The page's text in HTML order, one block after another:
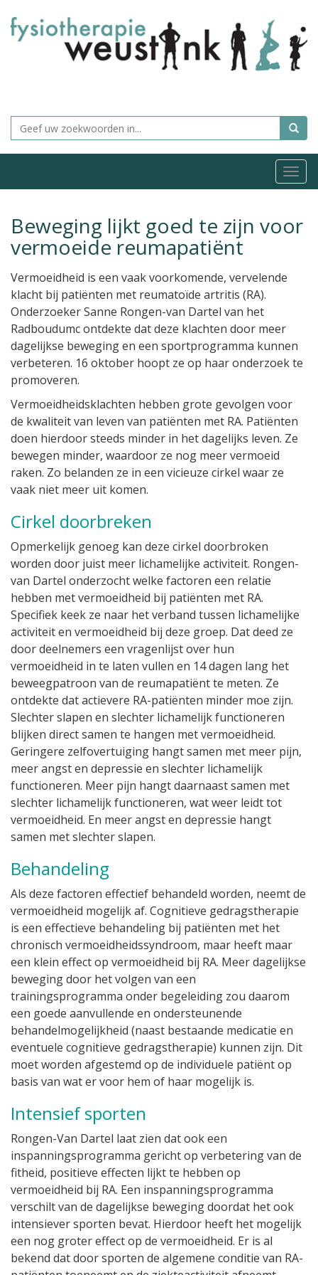
Beweging lijkt goed te zijn voor
vermoeide reumapatiënt
Vermoeidheid is een vaak voorkomende, vervelende
klacht bij patiënten met reumatoïde artritis (RA).
Onderzoeker Sanne Rongen-van Dartel van het
Radboudumc ontdekte dat deze klachten door meer
dagelijkse beweging en een sportprogramma kunnen
verbeteren. 16 oktober hoopt ze op haar onderzoek te
promoveren.
Vermoeidheidsklachten hebben grote gevolgen voor
de kwaliteit van leven van patiënten met RA. Patiënten
doen hierdoor steeds minder in het dagelijks leven. Ze
bewegen minder, waardoor ze nog meer vermoeid
raken. Zo belanden ze in een vicieuze cirkel waar ze
vaak niet meer uit komen.
Cirkel doorbreken
Opmerkelijk genoeg kan deze cirkel doorbroken
worden door juist meer lichamelijke activiteit. Rongen-
van Dartel onderzocht welke factoren een relatie
hebben met vermoeidheid bij patiënten met RA.
Specifiek keek ze naar het verband tussen lichamelijke
activiteit en vermoeidheid bij deze groep. Dat deed ze
door deelnemers een vragenlijst over hun
vermoeidheid in te laten vullen en 14 dagen lang het
beweegpatroon van de reumapatiënt te meten. Ze
ontdekte dat actievere RA-patiënten minder moe zijn.
Slechter slapen en slechter lichamelijk functioneren
blijken direct samen te hangen met vermoeidheid.
Geringere zelfovertuiging hangt samen met meer pijn,
meer angst en depressie en slechter lichamelijk
functioneren. Meer pijn hangt daarnaast samen met
slechter lichamelijk functioneren, wat weer leidt tot
vermoeidheid. En meer angst en depressie hangt
samen met slechter slapen.
Behandeling
Als deze factoren effectief behandeld worden, neemt de
vermoeidheid mogelijk af. Cognitieve gedragstherapie
is een effectieve behandeling bij patiënten met het
chronisch vermoeidheidssyndroom, maar heeft maar
een klein effect op vermoeidheid bij RA. Meer dagelijkse
beweging door het volgen van een
trainingsprogramma onder begeleiding zou daarom
een goede aanvullende en ondersteunende
behandelmogelijkheid (naast bestaande medicatie en
eventuele cognitieve gedragstherapie) kunnen zijn. Dit
moet worden afgestemd op de individuele patiënt op
basis van wat er voor hem of haar mogelijk is.
Intensief sporten
Rongen-Van Dartel laat zien dat ook een
inspanningsprogramma gericht op verbetering van de
fitheid, positieve effecten lijkt te hebben op
vermoeidheid bij RA. Een inspanningsprogramma
verschilt van de dagelijkse beweging doordat het ook
intensiever sporten bevat. Hierdoor heeft het mogelijk
een nog groter effect op de vermoeidheid. Er is al
bekend dat door sporten de algemene conditie van RA-